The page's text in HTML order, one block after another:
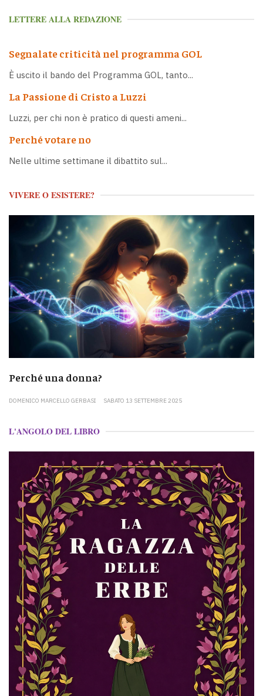
LETTERE ALLA REDAZIONE
Segnalate criticità nel programma GOL
È uscito il bando del Programma GOL, tanto...
La Passione di Cristo a Luzzi
Luzzi, per chi non è pratico di questi ameni...
Perché votare no
Nelle ultime settimane il dibattito sul...
VIVERE O ESISTERE?
Perché una donna?
DOMENICO MARCELLO GERBASI SABATO 13 SETTEMBRE 2025
L'ANGOLO DEL LIBRO